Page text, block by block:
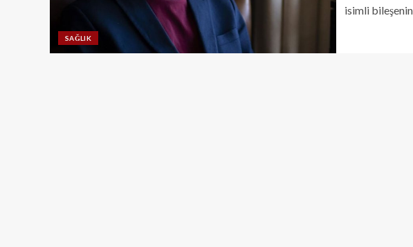
SAĞLIK
isimli